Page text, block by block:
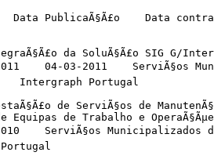
Data PublicaÃ§Ã£o    Data
da SoluÃ§Ã£o SIG G/
04-03-2011    ServiÃ§os
Intergraph Portugal
de ServiÃ§os de
Equipas de Trabalho e
ServiÃ§os Municipalizados